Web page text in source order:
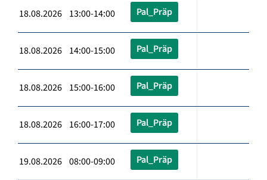
18.08.2026 13:00-14:00 Pal_Präp
18.08.2026 14:00-15:00 Pal_Präp
18.08.2026 15:00-16:00 Pal_Präp
18.08.2026 16:00-17:00 Pal_Präp
19.08.2026 08:00-09:00 Pal_Präp